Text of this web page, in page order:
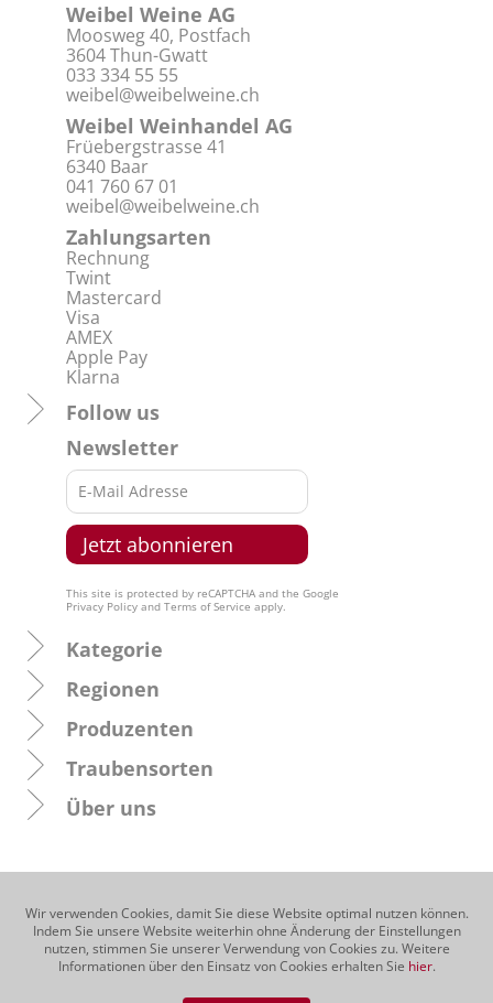
Wir verwenden Cookies, damit Sie diese Website optimal nutzen können.
Indem Sie unsere Website weiterhin ohne Änderung der Einstellungen
nutzen, stimmen Sie unserer Verwendung von Cookies zu. Weitere
Informationen über den Einsatz von Cookies erhalten Sie hier.
Weibel Weine AG
Moosweg 40, Postfach
3604 Thun-Gwatt
033 334 55 55
weibel@weibelweine.ch
Weibel Weinhandel AG
Früebergstrasse 41
6340 Baar
041 760 67 01
weibel@weibelweine.ch
Zahlungsarten
Rechnung
Twint
Mastercard
Visa
AMEX
Apple Pay
Klarna
Follow us
Newsletter
This site is protected by reCAPTCHA and the Google
Privacy Policy and Terms of Service apply.
Kategorie
Regionen
Produzenten
Traubensorten
Über uns